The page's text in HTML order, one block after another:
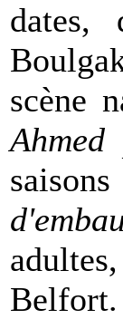
scène
Ahmed
Belfort.